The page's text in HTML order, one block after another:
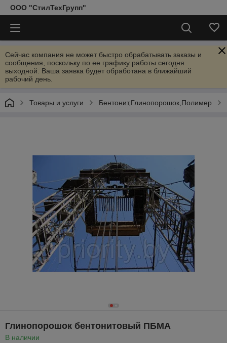
ООО "СтилТехГрупп"
Сейчас компания не может быстро обрабатывать заказы и
сообщения, поскольку по ее графику работы сегодня
выходной. Ваша заявка будет обработана в ближайший
рабочий день.
Товары и услуги Бентонит,Глинопорошок,Полимер
Глинопорошок бентонитовый ПБМА
В наличии